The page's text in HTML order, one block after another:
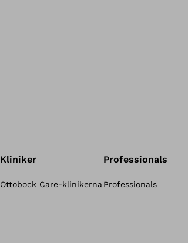
Kliniker
Ottobock Care-klinikerna
Professionals
Professionals